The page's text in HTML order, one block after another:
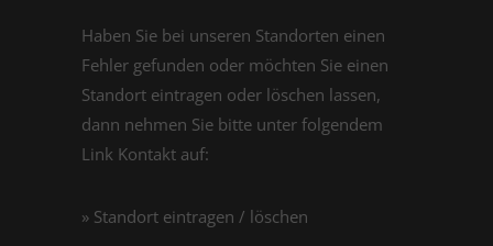
Haben Sie bei unseren Standorten einen
Fehler gefunden oder möchten Sie einen
Standort eintragen oder löschen lassen,
dann nehmen Sie bitte unter folgendem
Link Kontakt auf:
» Standort eintragen / löschen